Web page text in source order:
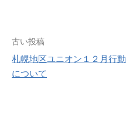
投
稿
古い投稿
札幌地区ユニオン１２月行動
について